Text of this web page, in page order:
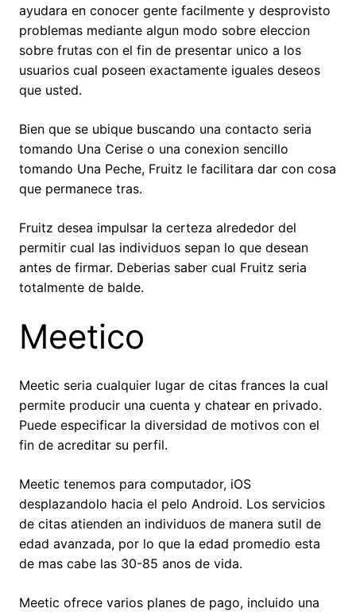
ayudara en conocer gente facilmente y desprovisto
problemas mediante algun modo sobre eleccion
sobre frutas con el fin de presentar unico a los
usuarios cual poseen exactamente iguales deseos
que usted.
Bien que se ubique buscando una contacto seria
tomando Una Cerise o una conexion sencillo
tomando Una Peche, Fruitz le facilitara dar con cosa
que permanece tras.
Fruitz desea impulsar la certeza alrededor del
permitir cual las individuos sepan lo que desean
antes de firmar. Deberias saber cual Fruitz seri­a
totalmente de balde.
Meetico
Meetic seri­a cualquier lugar de citas frances la cual
permite producir una cuenta y chatear en privado.
Puede especificar la diversidad de motivos con el
fin de acreditar su perfil.
Meetic tenemos para computador, iOS
desplazandolo hacia el pelo Android. Los servicios
de citas atienden an individuos de manera sutil de
edad avanzada, por lo que la edad promedio esta
de mas cabe las 30-85 anos de vida.
Meetic ofrece varios planes de pago, incluido una